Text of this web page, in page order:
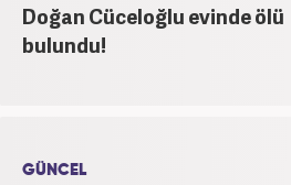
Doğan Cüceloğlu evinde ölü
bulundu!
GÜNCEL